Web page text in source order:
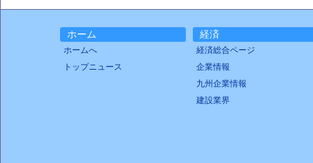
ホーム
ホームへ
トップニュース
経済
経済総合ページ
企業情報
九州企業情報
建設業界